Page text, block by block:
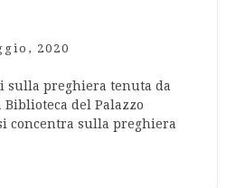
2020
sulla preghiera tenuta da
Biblioteca del Palazzo
concentra sulla preghiera